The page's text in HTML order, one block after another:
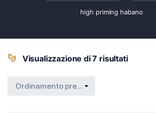
high priming habano
Visualizzazione di 7 risultati